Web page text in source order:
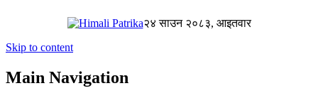
२४ साउन २०८३, आइतवार
Skip to content
Main Navigation